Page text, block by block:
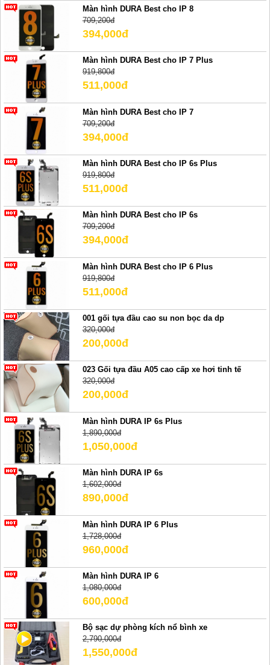
Màn hình DURA Best cho IP 8
709,200đ
394,000đ
Màn hình DURA Best cho IP 7 Plus
919,800đ
511,000đ
Màn hình DURA Best cho IP 7
709,200đ
394,000đ
Màn hình DURA Best cho IP 6s Plus
919,800đ
511,000đ
Màn hình DURA Best cho IP 6s
709,200đ
394,000đ
Màn hình DURA Best cho IP 6 Plus
919,800đ
511,000đ
001 gối tựa đầu cao su non bọc da dp
320,000đ
200,000đ
023 Gối tựa đầu A05 cao cấp xe hơi tinh tế
320,000đ
200,000đ
Màn hình DURA IP 6s Plus
1,890,000đ
1,050,000đ
Màn hình DURA IP 6s
1,602,000đ
890,000đ
Màn hình DURA IP 6 Plus
1,728,000đ
960,000đ
Màn hình DURA IP 6
1,080,000đ
600,000đ
Bộ sạc dự phòng kích nổ bình xe
2,790,000đ
1,550,000đ